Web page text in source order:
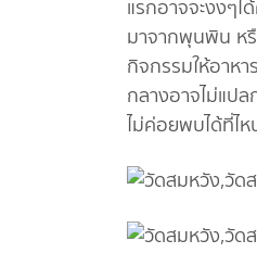
แรกอาจจะงงๆไ
มาจากพุนพิน ห
กิจกรรมให้อาห
กลางอาจไม่แป
ไม่ค่อยพบได้ที่ไห